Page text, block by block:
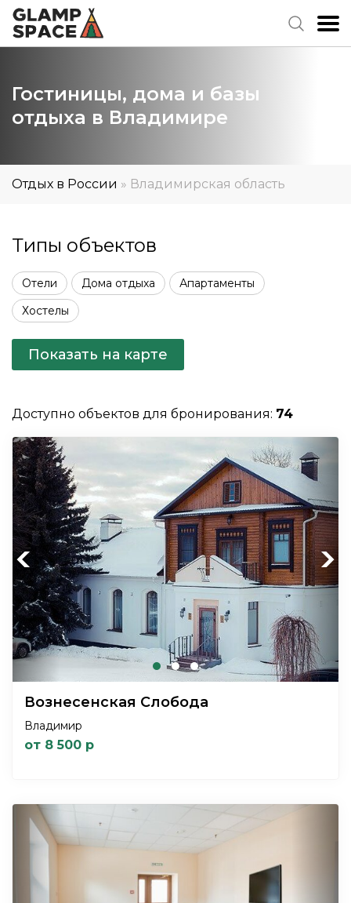
Гостиницы, дома и базы
отдыха в Владимире
Отдых в России » Владимирская область
Типы объектов
Отели Дома отдыха
Апартаменты
Хостелы
Показать на карте
Доступно объектов для бронирования: 74
Previous Next
Вознесенская Слобода
Владимир
от 8 500 р